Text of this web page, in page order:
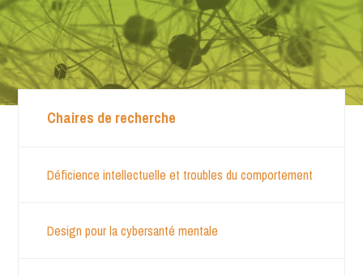
Chaires de recherche
Déficience intellectuelle et troubles du comportement
Design pour la cybersanté mentale